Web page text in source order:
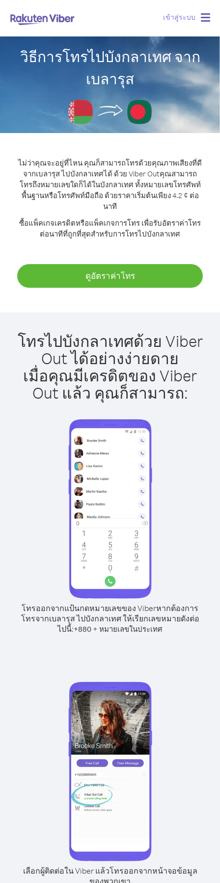
เข้าสู่ระบบ
วิธีการโทรไปบังกลาเทศ จาก
เบลารุส
ไม่ว่าคุณจะอยู่ที่ไหน คุณก็สามารถโทรด้วยคุณภาพเสียงที่ดี
จากเบลารุส ไปบังกลาเทศได้ ด้วย Viber Outคุณสามารถ
โทรถึงหมายเลขใดก็ได้ในบังกลาเทศ ทั้งหมายเลขโทรศัพท์
พื้นฐานหรือโทรศัพท์มือถือ ด้วยราคาเริ่มต้นเพียง 4.2 ¢ ต่อ
นาที
ซื้อแพ็คเกจเครดิตหรือแพ็คเกจการโทร เพื่อรับอัตราค่าโทร
ต่อนาทีที่ถูกที่สุดสำหรับการโทรไปบังกลาเทศ
ดูอัตราค่าโทร
โทรไปบังกลาเทศด้วย Viber
Out ได้อย่างง่ายดาย
เมื่อคุณมีเครดิตของ Viber
Out แล้ว คุณก็สามารถ:
โทรออกจากแป้นกดหมายเลขของ Viberหากต้องการ
โทรจากเบลารุส ไปบังกลาเทศ ให้เรียกเลขหมายดังต่อ
ไปนี้:+880 + หมายเลขในประเทศ
เลือกผู้ติดต่อใน Viber แล้วโทรออกจากหน้าจอข้อมูล
ของพวกเขา